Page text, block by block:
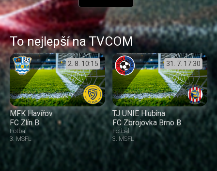
To nejlepší na TVCOM
2. 8. 10:15
MFK Havířov
FC Zlín B
Fotbal
3. MSFL
31. 7. 17:30
TJ UNIE Hlubina
FC Zbrojovka Brno B
Fotbal
3. MSFL